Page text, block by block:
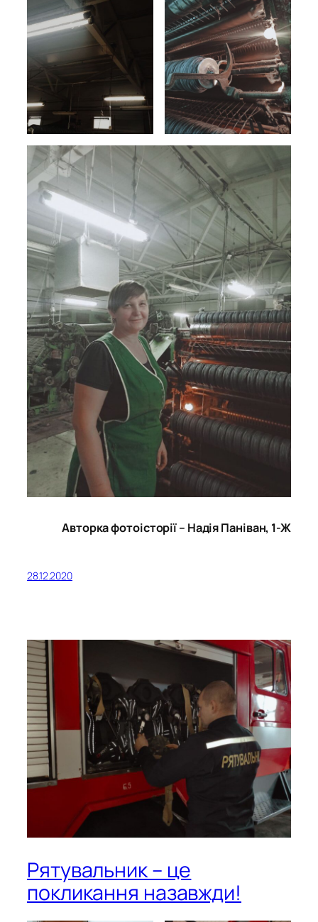
Авторка фотоісторії – Надія Паніван, 1-Ж
28.12.2020
Рятувальник – це
покликання назавжди!